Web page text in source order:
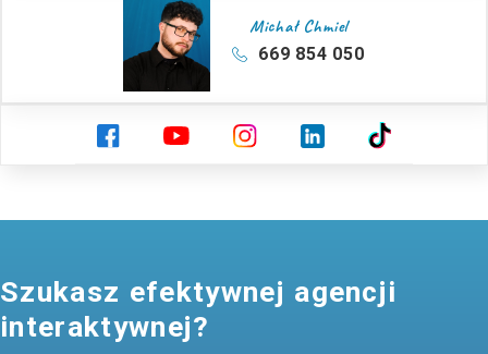
Michał Chmiel
669 854 050
Szukasz efektywnej agencji
interaktywnej?